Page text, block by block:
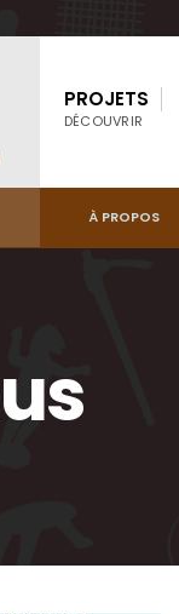
PROJETS
DÉCOUVRIR
À PROPOS